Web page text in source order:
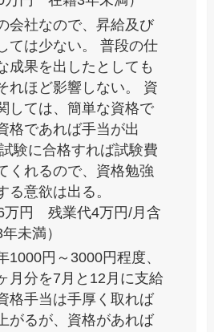
会社なので、昇給及び
ては少ない。 普段の仕
成果を出したとしても
れほど影響しない。 資
しては、簡単な資格で
格であれば手当が出
験に合格すれば試験費
くれるので、資格勉強
る意欲は出る。
万円 残業代4万円/月含
未満）
1000円～3000円程度、
月分を7月と12月に支給
格手当は手厚く取れば
がるが、資格があれば